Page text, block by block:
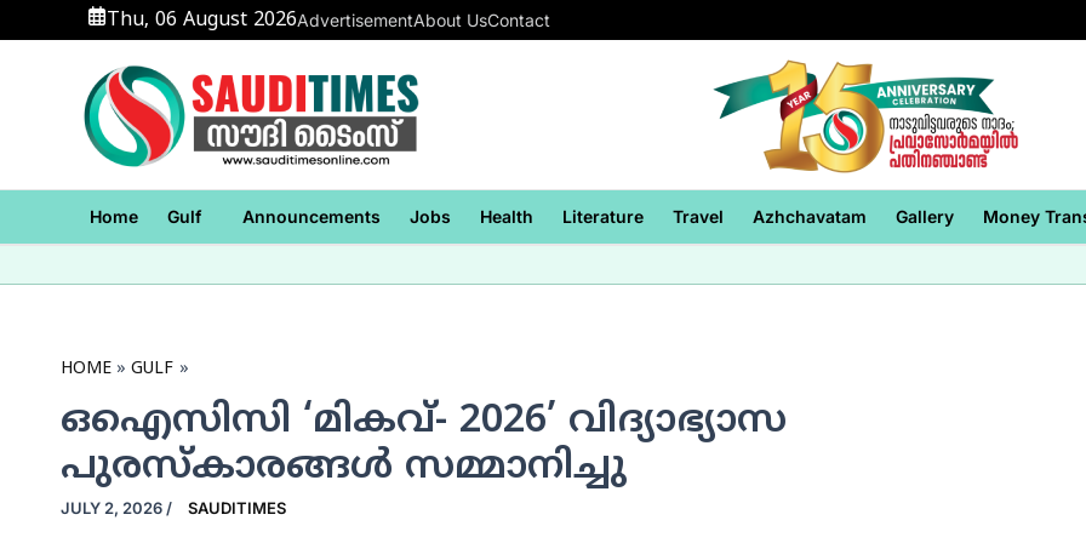
to
Thu, 06 August 2026AdvertisementAbout UsContact
Home Gulf Announcements Jobs Health Literature Travel Azhchavatam Gallery Money
HOME GULF
ഒഐസിസി ‘മികവ്- 2026’ വിദ്യാഭ്യാസ
പുരസ്‌കാരങ്ങള്‍ സമ്മാനിച്ചു
JULY 2, 2026 / SAUDITIMES